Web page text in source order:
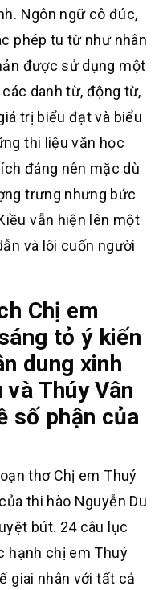
Ngôn ngữ cô đúc,
phép tu từ như nhân
được sử dụng một
danh từ, động từ,
trị biểu đạt và biểu
thi liệu văn học
đáng nên mặc dù
trưng nhưng bức
vẫn hiện lên một
và lôi cuốn người
Chị em
tỏ ý kiến
dung xinh
Thúy Vân
số phận của
thơ Chị em Thuý
thi hào Nguyễn Du
bút. 24 câu lục
hạnh chị em Thuý
giai nhân với tất cả